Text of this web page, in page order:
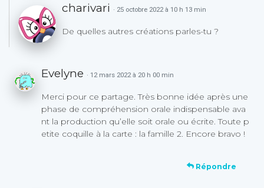
charivari · 25 octobre 2022 à 10 h 13 min
De quelles autres créations parles-tu ?
Evelyne · 12 mars 2022 à 20 h 00 min
Merci pour ce partage. Très bonne idée après une
phase de compréhension orale indispensable ava
nt la production qu’elle soit orale ou écrite. Toute p
etite coquille à la carte : la famille 2. Encore bravo !
Répondre